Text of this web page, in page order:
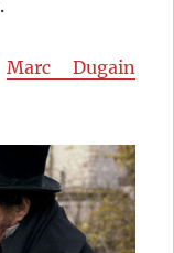
Marc Dugain